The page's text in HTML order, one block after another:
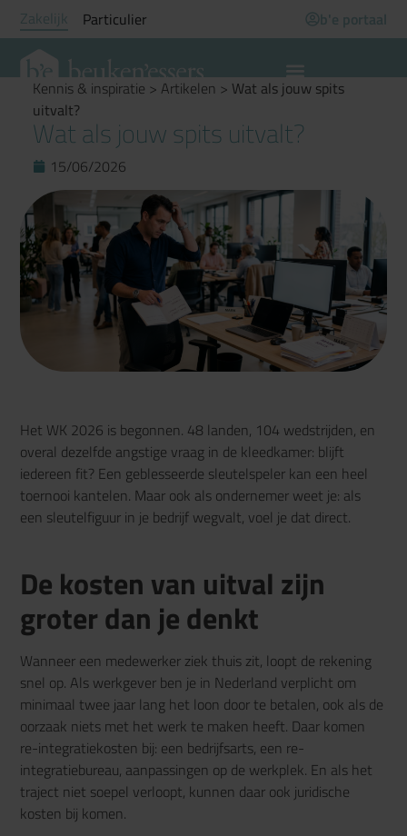
Zakelijk Particulier b'e portaal
Kennis & inspiratie > Artikelen > Wat als jouw spits
uitvalt?
Wat als jouw spits uitvalt?
15/06/2026
Het WK 2026 is begonnen. 48 landen, 104 wedstrijden, en
overal dezelfde angstige vraag in de kleedkamer: blijft
iedereen fit? Een geblesseerde sleutelspeler kan een heel
toernooi kantelen. Maar ook als ondernemer weet je: als
een sleutelfiguur in je bedrijf wegvalt, voel je dat direct.
De kosten van uitval zijn
groter dan je denkt
Wanneer een medewerker ziek thuis zit, loopt de rekening
snel op. Als werkgever ben je in Nederland verplicht om
minimaal twee jaar lang het loon door te betalen, ook als de
oorzaak niets met het werk te maken heeft. Daar komen
re-integratiekosten bij: een bedrijfsarts, een re-
integratiebureau, aanpassingen op de werkplek. En als het
traject niet soepel verloopt, kunnen daar ook juridische
kosten bij komen.